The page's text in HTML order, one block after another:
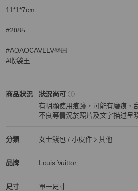
11*1*7cm
#2085
#AOAOCAVELV🫶🏻
#收袋王
商品狀況
Louis Vuitton女士錢包 / 小皮件
狀況尚可
有明顯使用痕跡，可能有磨痕、
不良等情況於照片及文字描述呈
分類
Louis Vuitton女士錢包 / 小皮件 分類資訊
女士錢包 / 小皮件
其他
品牌
Louis Vuitton精品女士錢包 / 小皮件
Louis Vuitton
Louis Vuitton推薦清單
尺寸 單一尺寸